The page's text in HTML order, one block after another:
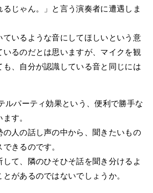
じゃん。」と言う演奏者に遭遇しま
ているような音にしてほしいという意
いるのだとは思いますが、マイクを観
も、自分が認識している音と同じには
ルパーティ効果という、便利で勝手な
す。
の人の話し声の中から、聞きたいもの
きるのです。
て、隣のひそひそ話を聞き分けるよ
があるのではないでしょうか。